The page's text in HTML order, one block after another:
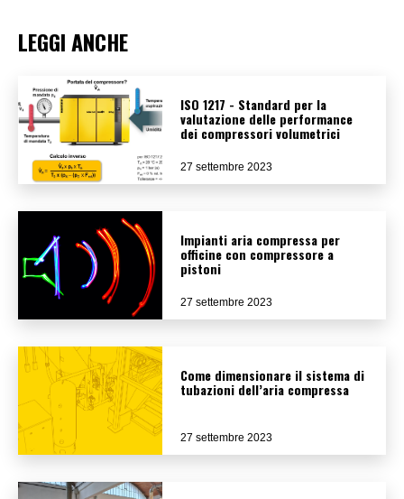
LEGGI ANCHE
ISO 1217 - Standard per la
valutazione delle performance
dei compressori volumetrici
27 settembre 2023
Impianti aria compressa per
officine con compressore a
pistoni
27 settembre 2023
Come dimensionare il sistema di
tubazioni dell’aria compressa
27 settembre 2023